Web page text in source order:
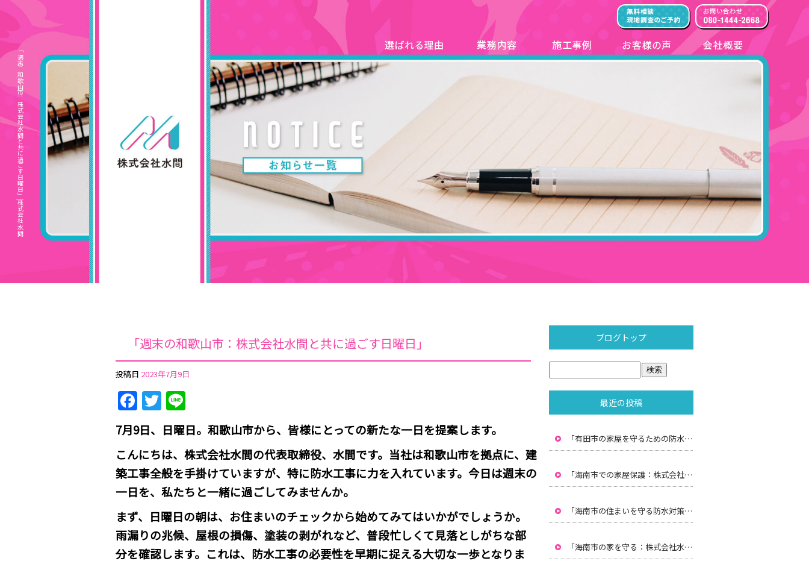
「週末の和歌山市：株式会社水間と共に過ごす日曜日」|株式会社水間
「週末の和歌山市：株式会社水間と共に過ごす日曜日」
投稿日 2023年7月9日
Facebook
Twitter
7月9日、日曜日。和歌山市から、皆様にとっての新たな一日を提案します。
こんにちは、株式会社水間の代表取締役、水間です。当社は和歌山市を拠点に、建
築工事全般を手掛けていますが、特に防水工事に力を入れています。今日は週末の
一日を、私たちと一緒に過ごしてみませんか。
まず、日曜日の朝は、お住まいのチェックから始めてみてはいかがでしょうか。
雨漏りの兆候、屋根の損傷、塗装の剥がれなど、普段忙しくて見落としがちな部
分を確認します。これは、防水工事の必要性を早期に捉える大切な一歩となりま
ブログトップ
最近の投稿
「有田市の家屋を守るための防水対策：株式会社水間の専門技術」
「海南市での家屋保護：株式会社水間による雨漏り防止と防水対策」
「海南市の住まいを守る防水対策：株式会社水間のプロフェッショナルサービス」
「海南市の家を守る：株式会社水間による防水工事と雨漏りの解決策」